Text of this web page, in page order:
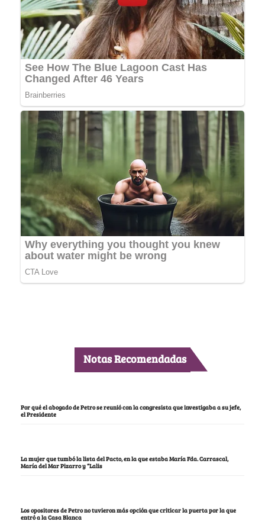
Notas Recomendadas
Por qué el abogado de Petro se reunió con la congresista que investigaba a su jefe,
el Presidente
La mujer que tumbó la lista del Pacto, en la que estaba María Fda. Carrascal,
María del Mar Pizarro y “Lalis
Los opositores de Petro no tuvieron más opción que criticar la puerta por la que
entró a la Casa Blanca